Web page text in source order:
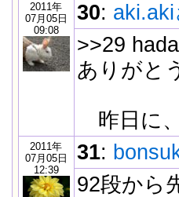
2011年
07月05日
09:08
30: aki.aki
>>29
ありがと
昨日に
2011年
07月05日
12:39
31:
92段から